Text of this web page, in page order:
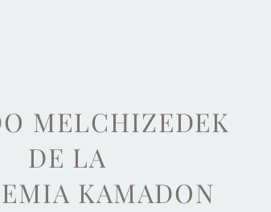
MELCHIZEDEK
DE LA
KAMADON